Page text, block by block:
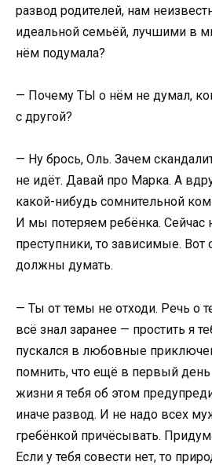
развод родителей, нам
идеальной семьёй, лучшими в
нём подумала?
— Почему ТЫ о нём не думал,
с другой?
— Ну брось, Оль. Зачем
не идёт. Давай про Марка. А
какой-нибудь сомнительной
И мы потеряем ребёнка. Сейчас
преступники, то зависимые.
должны думать.
— Ты от темы не отходи. Речь о
всё знал заранее — простить я
пускался в любовные
помнить, что ещё в первый
жизни я тебя об этом
иначе развод. И не надо всех
гребёнкой причёсывать.
Если у тебя совести нет, то